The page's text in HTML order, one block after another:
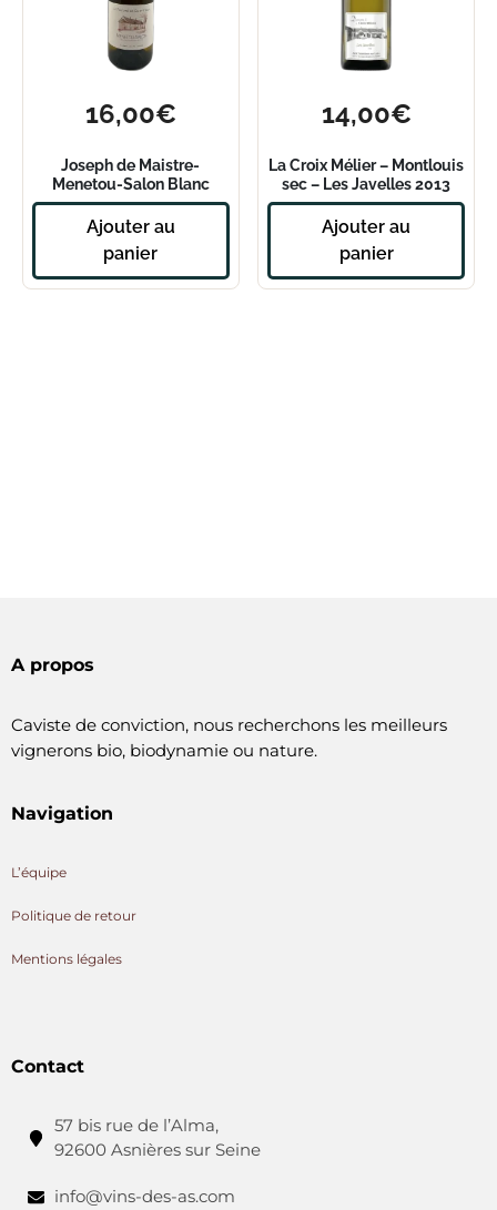
16,00€
Joseph de Maistre-
Menetou-Salon Blanc
Prieuré Des Céols 2022
Ajouter au
panier
14,00€
La Croix Mélier – Montlouis
sec – Les Javelles 2013
Ajouter au
panier
A propos
Caviste de conviction, nous recherchons les meilleurs
vignerons bio, biodynamie ou nature.
Navigation
L’équipe
Politique de retour
Mentions légales
Contact
57 bis rue de l’Alma,
92600 Asnières sur Seine
info@vins-des-as.com